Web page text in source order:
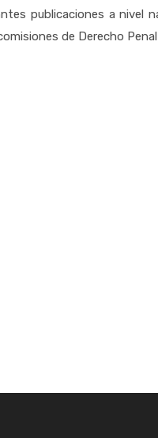
publicaciones a nivel
de Derecho